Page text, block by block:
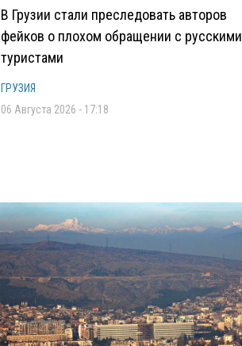
В Грузии стали преследовать авторов
фейков о плохом обращении с русскими
туристами
ГРУЗИЯ
06 Августа 2026 - 17:18